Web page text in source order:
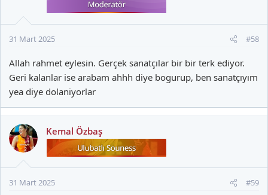
31 Mart 2025 #58
Allah rahmet eylesin. Gerçek sanatçılar bir bir terk ediyor.
Geri kalanlar ise arabam ahhh diye bogurup, ben sanatçıyım
yea diye dolaniyorlar
Kemal Özbaş
31 Mart 2025 #59